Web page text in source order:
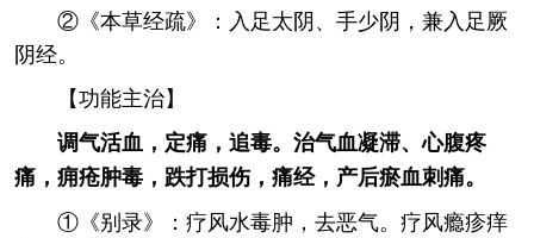
②《本草经疏》：入足太阴、手少阴，兼入足厥
阴经。
【功能主治】
调气活血，定痛，追毒。治气血凝滞、心腹疼
痛，痈疮肿毒，跌打损伤，痛经，产后瘀血刺痛。
①《别录》：疗风水毒肿，去恶气。疗风瘾疹痒